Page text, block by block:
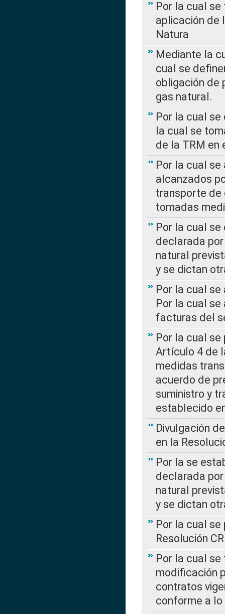
Por la cual
aplicación de
Natura
Mediante la
cual se
obligación de
gas natural.
Por la cual se
la cual se
de la TRM en
Por la cual
alcanzados
transporte de
tomadas
Por la cual
declarada
natural
y se dictan
Por la cual se
Por la cual
facturas del
Por la cual
Artículo 4 de
medidas
acuerdo de
suministro y
establecido
Divulgación
en la
Por la se
declarada
natural
y se dictan
Por la cual
Resolución
Por la cual
modificación
contratos
conforme a lo